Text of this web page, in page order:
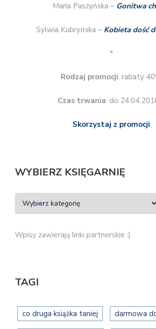
Maria Paszyńska – Gonitwa
Sylwia Kubryńska – Kobieta dość
*
Rodzaj promocji: rabaty
Czas trwania: do
Skorzystaj z promocji
WYBIERZ KSIĘGARNIĘ
Wpisy zawierają linki partnerskie :)
TAGI
co druga książka taniej darmowa